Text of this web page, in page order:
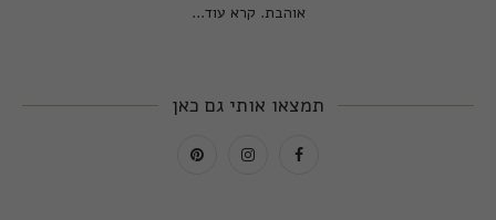
אוהבת. קרא עוד...
תמצאו אותי גם כאן